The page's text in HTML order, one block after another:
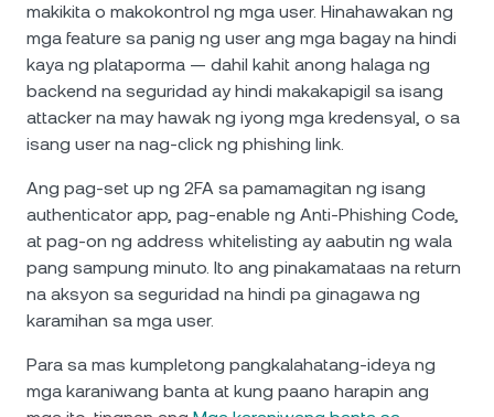
makikita o makokontrol ng mga user. Hinahawakan ng
mga feature sa panig ng user ang mga bagay na hindi
kaya ng plataporma — dahil kahit anong halaga ng
backend na seguridad ay hindi makakapigil sa isang
attacker na may hawak ng iyong mga kredensyal, o sa
isang user na nag-click ng phishing link.
Ang pag-set up ng 2FA sa pamamagitan ng isang
authenticator app, pag-enable ng Anti-Phishing Code,
at pag-on ng address whitelisting ay aabutin ng wala
pang sampung minuto. Ito ang pinakamataas na return
na aksyon sa seguridad na hindi pa ginagawa ng
karamihan sa mga user.
Para sa mas kumpletong pangkalahatang-ideya ng
mga karaniwang banta at kung paano harapin ang